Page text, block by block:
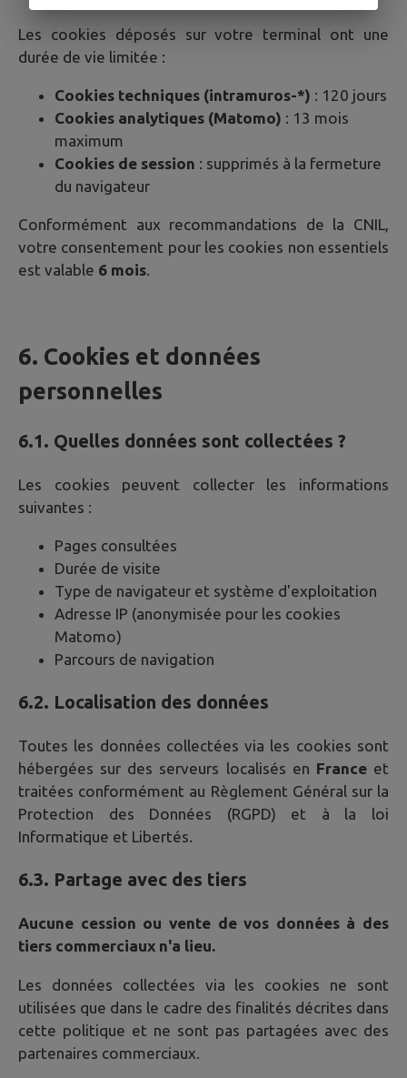
Les cookies déposés sur votre terminal ont une
durée de vie limitée :
Cookies techniques (intramuros-*) : 120 jours
Cookies analytiques (Matomo) : 13 mois
maximum
Cookies de session : supprimés à la fermeture
du navigateur
Conformément aux recommandations de la CNIL,
votre consentement pour les cookies non essentiels
est valable 6 mois.
6. Cookies et données
personnelles
6.1. Quelles données sont collectées ?
Les cookies peuvent collecter les informations
suivantes :
Pages consultées
Durée de visite
Type de navigateur et système d'exploitation
Adresse IP (anonymisée pour les cookies
Matomo)
Parcours de navigation
6.2. Localisation des données
Toutes les données collectées via les cookies sont
hébergées sur des serveurs localisés en Franceet
traitées conformément au Règlement Général sur la
Protection des Données (RGPD) et à la loi
Informatique et Libertés.
6.3. Partage avec des tiers
Aucune cession ou vente de vos données à des
tiers commerciaux n'a lieu.
Les données collectées via les cookies ne sont
utilisées que dans le cadre des finalités décrites dans
cette politique et ne sont pas partagées avec des
partenaires commerciaux.